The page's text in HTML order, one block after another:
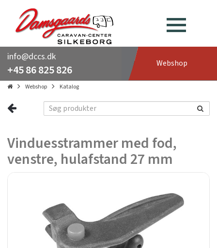
info@dccs.dk
+45 86 825 826 Webshop
Webshop Katalog
Vinduesstrammer med fod,
venstre, hulafstand 27 mm